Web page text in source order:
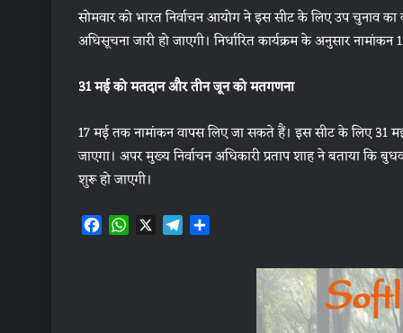
सोमवार को भारत निर्वाचन आयोग ने इस सीट के लिए उप चुनाव का
अधिसूचना जारी हो जाएगी। निर्धारित कार्यक्रम के अनुसार
31 मई को मतदान और तीन जून को मतगणना
17 मई तक नामांकन वापस लिए जा सकते हैं। इस सीट के लिए 31
जाएगा। अपर मुख्य निर्वाचन अधिकारी प्रताप शाह ने बताया कि
शुरू हो जाएगी।
F W X T